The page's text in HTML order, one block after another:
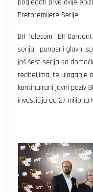
pogledati prve dvije
Pretpremijere Serije.
BH Telecom i BH
serija i ponosni glavni
još šest serija sa
rediteljima, te ulaganje
kontinuirani javni poziv
investicija od 27 miliona